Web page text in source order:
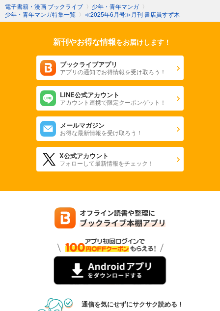
電子書籍・漫画 ブックライブ 〉 少年・青年マンガ 〉
少年・青年マンガ特集一覧 〉 ≪2025年6月号≫月刊 書店員すず木
新刊やお得な情報をお届けします！
ブックライブアプリ
アプリの通知でお得情報を受け取ろう！
LINE公式アカウント
アカウント連携で限定クーポンゲット！
メールマガジン
お得な最新情報を受け取ろう！
X公式アカウント
フォローして最新情報をチェック！
通信を気にせずにサクサク読める！